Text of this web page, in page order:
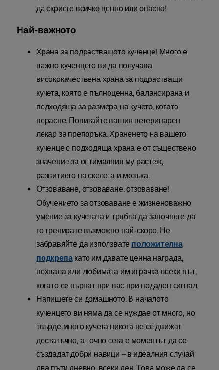
да скриете всичко ценно или опасно!
Най-важното
Храна за подрастващото кученце! Много е
важно кученцето ви да получава
висококачествена храна за подрастващи
кучета, която е пълноценна, балансирана и
подходяща за размера на кучето, когато
порасне. Попитайте вашия ветеринарен
лекар за препоръка. Храненето на вашето
кученце с подходяща храна е от съществено
значение за оптималния му растеж,
развитието на скелета и мозъка.
Отзоваване, отзоваване, отзоваване!
Обучението за отзоваване е жизненоважно
умение за кучетата и трябва да започнете да
го тренирате възможно най-скоро. Не
забравяйте да използвате положителна
подкрепакато им давате ценна награда,
похвала или любимата им играчка всеки път,
когато се върнат при вас при подаден сигнал.
Напишете си домашното. В началото
кученцето ви няма да се нуждае от много, но
твърде много кучета никога не се движат
достатъчно, а точно сега е моментът да се
създадат добри навици – в идеалния случай
два пъти дневно, всеки ден. Това може да се